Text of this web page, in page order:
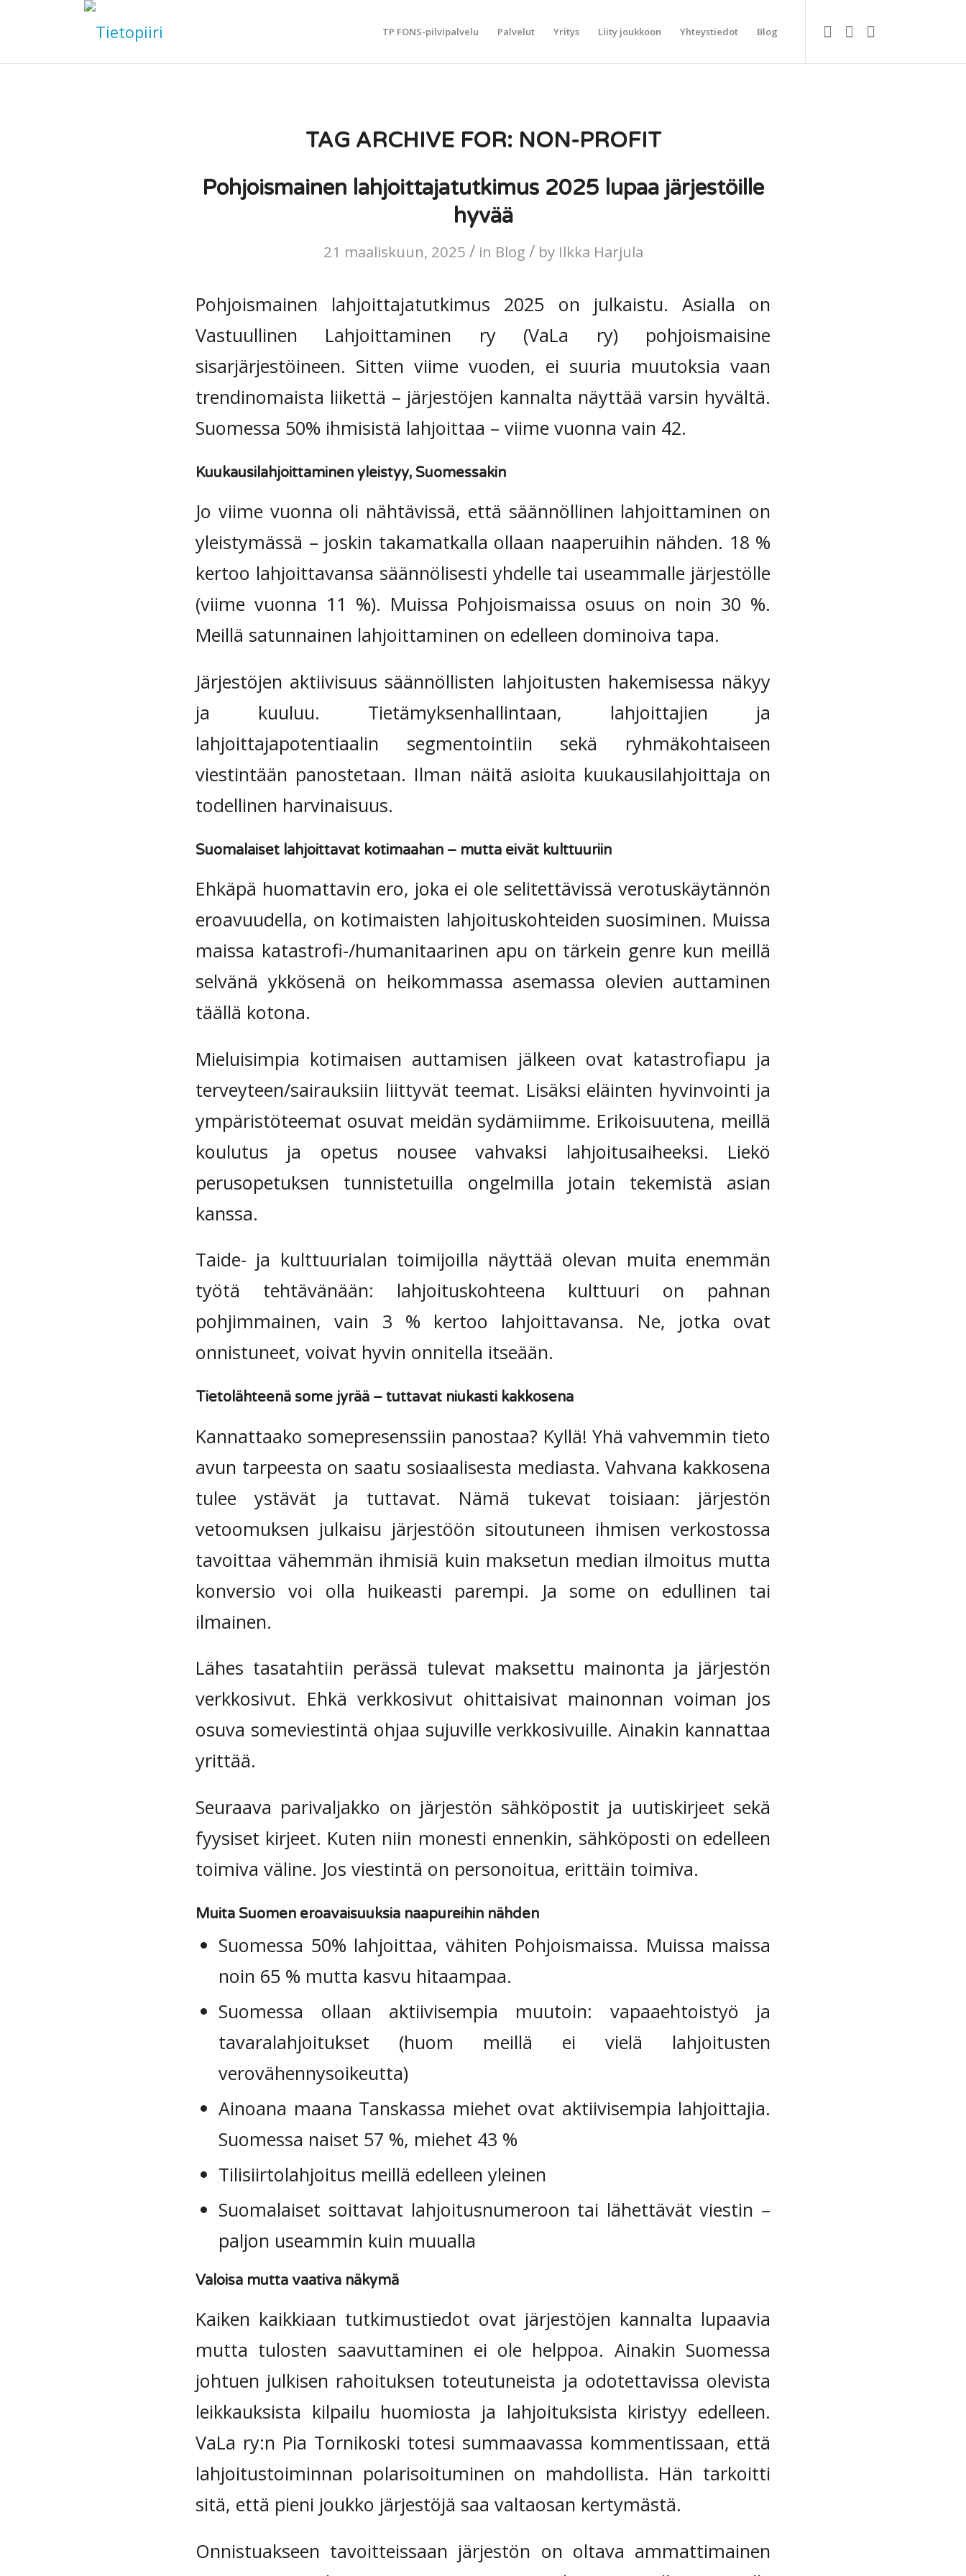
TP FONS-pilvipalvelu Palvelut Yritys Liity joukkoon Yhteystiedot Blog
TAG ARCHIVE FOR: NON-PROFIT
Pohjoismainen lahjoittajatutkimus 2025 lupaa järjestöille
hyvää
21 maaliskuun, 2025 / in Blog / by Ilkka Harjula
Pohjoismainen lahjoittajatutkimus 2025 on julkaistu. Asialla on
Vastuullinen Lahjoittaminen ry (VaLa ry) pohjoismaisine
sisarjärjestöineen. Sitten viime vuoden, ei suuria muutoksia vaan
trendinomaista liikettä – järjestöjen kannalta näyttää varsin hyvältä.
Suomessa 50% ihmisistä lahjoittaa – viime vuonna vain 42.
Kuukausilahjoittaminen yleistyy, Suomessakin
Jo viime vuonna oli nähtävissä, että säännöllinen lahjoittaminen on
yleistymässä – joskin takamatkalla ollaan naaperuihin nähden. 18 %
kertoo lahjoittavansa säännölisesti yhdelle tai useammalle järjestölle
(viime vuonna 11 %). Muissa Pohjoismaissa osuus on noin 30 %.
Meillä satunnainen lahjoittaminen on edelleen dominoiva tapa.
Järjestöjen aktiivisuus säännöllisten lahjoitusten hakemisessa näkyy
ja kuuluu. Tietämyksenhallintaan, lahjoittajien ja
lahjoittajapotentiaalin segmentointiin sekä ryhmäkohtaiseen
viestintään panostetaan. Ilman näitä asioita kuukausilahjoittaja on
todellinen harvinaisuus.
Suomalaiset lahjoittavat kotimaahan – mutta eivät kulttuuriin
Ehkäpä huomattavin ero, joka ei ole selitettävissä verotuskäytännön
eroavuudella, on kotimaisten lahjoituskohteiden suosiminen. Muissa
maissa katastrofi-/humanitaarinen apu on tärkein genre kun meillä
selvänä ykkösenä on heikommassa asemassa olevien auttaminen
täällä kotona.
Mieluisimpia kotimaisen auttamisen jälkeen ovat katastrofiapu ja
terveyteen/sairauksiin liittyvät teemat. Lisäksi eläinten hyvinvointi ja
ympäristöteemat osuvat meidän sydämiimme. Erikoisuutena, meillä
koulutus ja opetus nousee vahvaksi lahjoitusaiheeksi. Liekö
perusopetuksen tunnistetuilla ongelmilla jotain tekemistä asian
kanssa.
Taide- ja kulttuurialan toimijoilla näyttää olevan muita enemmän
työtä tehtävänään: lahjoituskohteena kulttuuri on pahnan
pohjimmainen, vain 3 % kertoo lahjoittavansa. Ne, jotka ovat
onnistuneet, voivat hyvin onnitella itseään.
Tietolähteenä some jyrää – tuttavat niukasti kakkosena
Kannattaako somepresenssiin panostaa? Kyllä! Yhä vahvemmin tieto
avun tarpeesta on saatu sosiaalisesta mediasta. Vahvana kakkosena
tulee ystävät ja tuttavat. Nämä tukevat toisiaan: järjestön
vetoomuksen julkaisu järjestöön sitoutuneen ihmisen verkostossa
tavoittaa vähemmän ihmisiä kuin maksetun median ilmoitus mutta
konversio voi olla huikeasti parempi. Ja some on edullinen tai
ilmainen.
Lähes tasatahtiin perässä tulevat maksettu mainonta ja järjestön
verkkosivut. Ehkä verkkosivut ohittaisivat mainonnan voiman jos
osuva someviestintä ohjaa sujuville verkkosivuille. Ainakin kannattaa
yrittää.
Seuraava parivaljakko on järjestön sähköpostit ja uutiskirjeet sekä
fyysiset kirjeet. Kuten niin monesti ennenkin, sähköposti on edelleen
toimiva väline. Jos viestintä on personoitua, erittäin toimiva.
Muita Suomen eroavaisuuksia naapureihin nähden
Suomessa 50% lahjoittaa, vähiten Pohjoismaissa. Muissa maissa
noin 65 % mutta kasvu hitaampaa.
Suomessa ollaan aktiivisempia muutoin: vapaaehtoistyö ja
tavaralahjoitukset (huom meillä ei vielä lahjoitusten
verovähennysoikeutta)
Ainoana maana Tanskassa miehet ovat aktiivisempia lahjoittajia.
Suomessa naiset 57 %, miehet 43 %
Tilisiirtolahjoitus meillä edelleen yleinen
Suomalaiset soittavat lahjoitusnumeroon tai lähettävät viestin –
paljon useammin kuin muualla
Valoisa mutta vaativa näkymä
Kaiken kaikkiaan tutkimustiedot ovat järjestöjen kannalta lupaavia
mutta tulosten saavuttaminen ei ole helppoa. Ainakin Suomessa
johtuen julkisen rahoituksen toteutuneista ja odotettavissa olevista
leikkauksista kilpailu huomiosta ja lahjoituksista kiristyy edelleen.
VaLa ry:n Pia Tornikoski totesi summaavassa kommentissaan, että
lahjoitustoiminnan polarisoituminen on mahdollista. Hän tarkoitti
sitä, että pieni joukko järjestöjä saa valtaosan kertymästä.
Onnistuakseen tavoitteissaan järjestön on oltava ammattimainen